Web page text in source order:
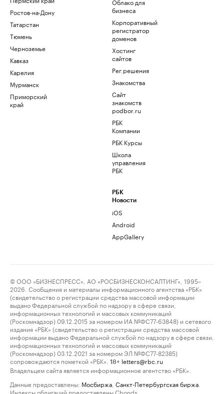
Ростов-на-Дону
Татарстан
Тюмень
Черноземье
Кавказ
Карелия
Мурманск
Приморский
край
бизнеса
Корпоративный
регистратор
доменов
Хостинг
сайтов
Рег.решения
Знакомства
Сайт
знакомств
podbor.ru
РБК
Компании
РБК Курсы
Школа
управления
РБК
РБК
Новости
iOS
Android
AppGallery
© ООО «БИЗНЕСПРЕСС», АО «РОСБИЗНЕСКОНСАЛТИНГ», 1995–
2026. Сообщения и материалы информационного агентства «РБК»
(свидетельство о регистрации средства массовой информации
выдано Федеральной службой по надзору в сфере связи,
информационных технологий и массовых коммуникаций
(Роскомнадзор) 09.12.2015 за номером ИА №ФС77-63848) и сетевого
издания «РБК» (свидетельство о регистрации средства массовой
информации выдано Федеральной службой по надзору в сфере связи,
информационных технологий и массовых коммуникаций
(Роскомнадзор) 03.12.2021 за номером ЭЛ №ФС77-82385)
сопровождаются пометкой «РБК».
18+ letters@rbc.ru
Владельцем сайта является информационное агентство «РБК».
Данные предоставлены: Мосбиржа Санкт-Петербургская биржа
Индексы облигаций предоставлены Cbonds.